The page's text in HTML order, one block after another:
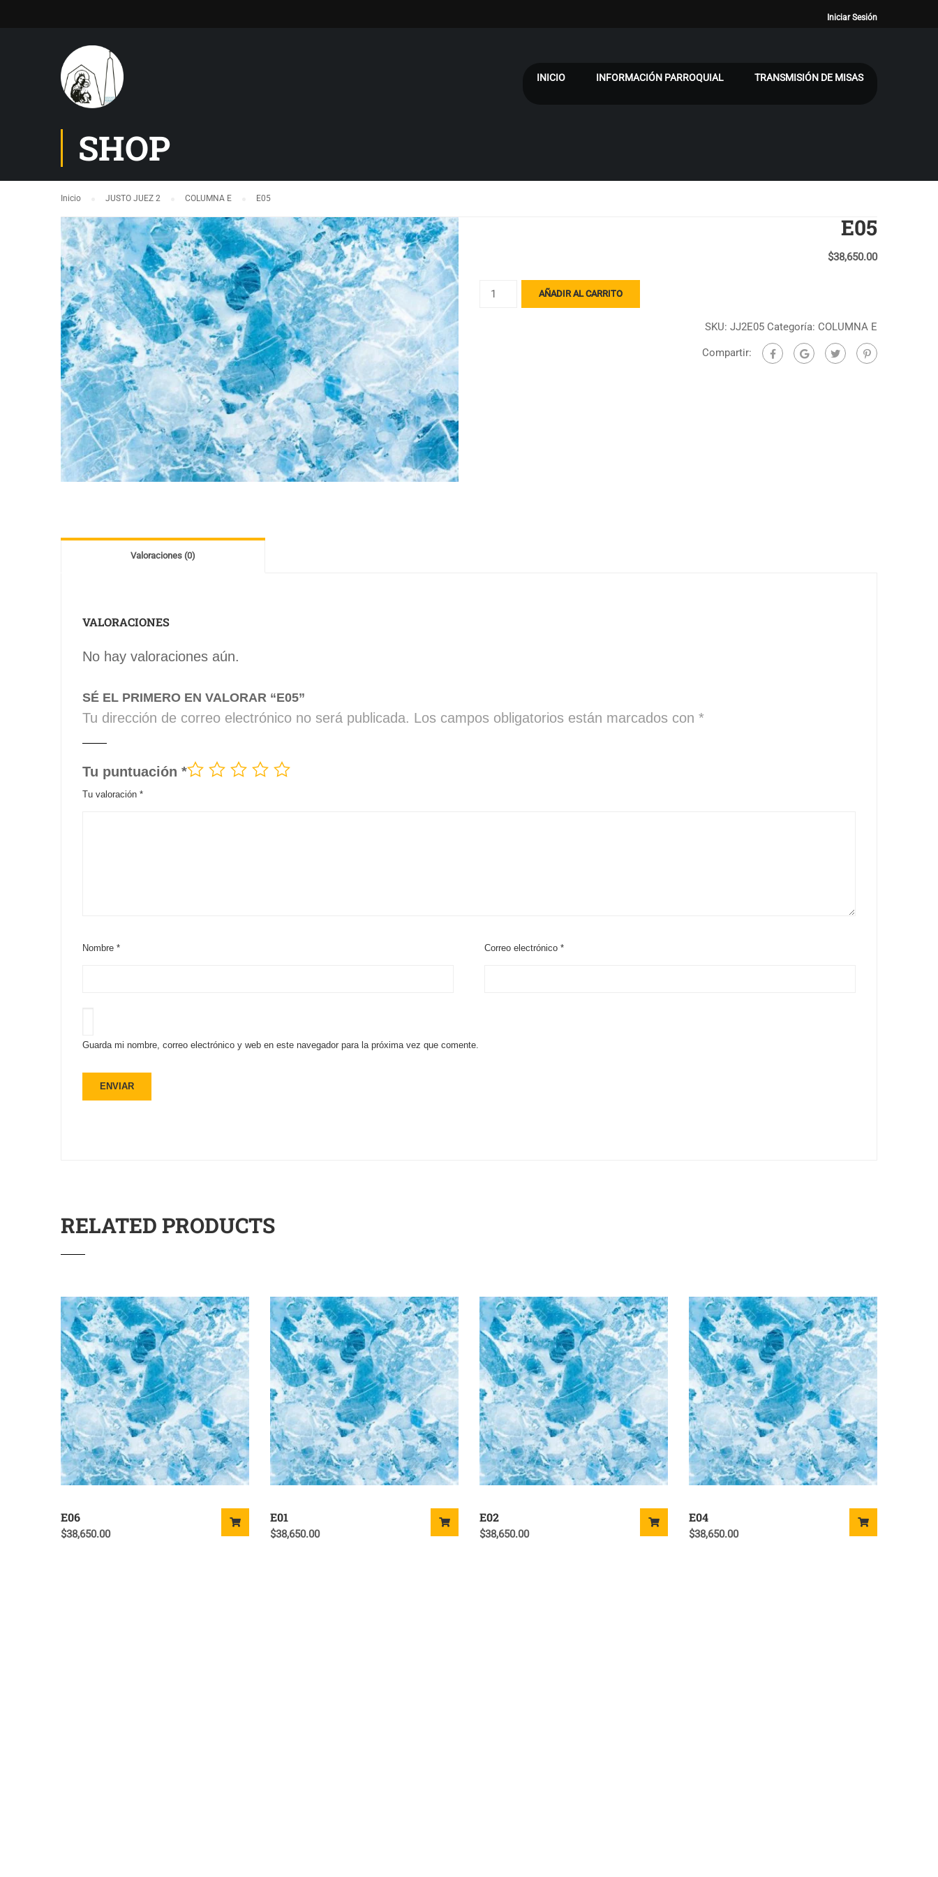
Iniciar Sesión
INICIO INFORMACIÓN PARROQUIAL TRANSMISIÓN DE MISAS
SHOP
Inicio JUSTO JUEZ 2 COLUMNA E E05
E05
$38,650.00
E05
AÑADIR AL CARRITO
SKU: JJ2E05 Categoría: COLUMNA E
Compartir:
Valoraciones (0)
VALORACIONES
No hay valoraciones aún.
SÉ EL PRIMERO EN VALORAR “E05”
Tu dirección de correo electrónico no será publicada. Los campos obligatorios están marcados con *
Tu puntuación *
Tu valoración *
Nombre * Correo electrónico*
Guarda mi nombre, correo electrónico y web en este navegador para la próxima vez que comente.
RELATED PRODUCTS
E06
$38,650.00
E01
$38,650.00
E02
$38,650.00
E04
$38,650.00